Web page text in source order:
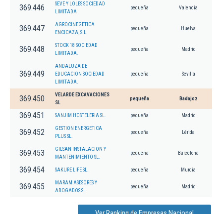
369.446
SEVE Y LOLES SOCIEDAD
LIMITADA
pequeña Valencia
369.447
AGROCINEGETICA
ENCICAZA, S.L.
pequeña Huelva
369.448
STOCK 18 SOCIEDAD
LIMITADA.
pequeña Madrid
369.449
ANDALUZA DE
EDUCACION SOCIEDAD
LIMITADA.
pequeña Sevilla
369.450
VELARDE EXCAVACIONES
SL
pequeña Badajoz
369.451 SANJIM HOSTELERIA SL. pequeña Madrid
369.452
GESTION ENERGETICA
PLUS SL.
pequeña Lérida
369.453
GILSAN INSTALACION Y
MANTENIMIENTO SL.
pequeña Barcelona
369.454 SAKURE LIFE SL. pequeña Murcia
369.455
MARAM ASESORES Y
ABOGADOS SL.
pequeña Madrid